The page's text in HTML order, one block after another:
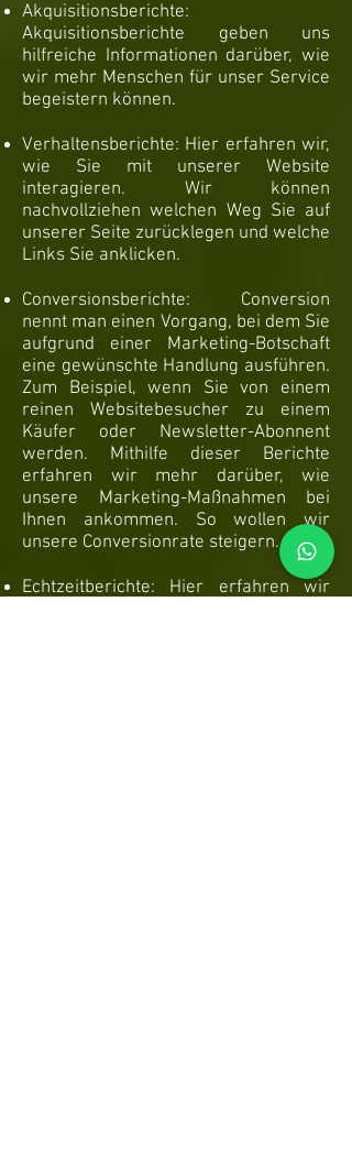
Akquisitionsberichte:
Akquisitionsberichte geben uns
hilfreiche Informationen darüber, wie
wir mehr Menschen für unser Service
begeistern können.
Verhaltensberichte: Hier erfahren wir,
wie Sie mit unserer Website
interagieren. Wir können
nachvollziehen welchen Weg Sie auf
unserer Seite zurücklegen und welche
Links Sie anklicken.
Conversionsberichte: Conversion
nennt man einen Vorgang, bei dem Sie
aufgrund einer Marketing-Botschaft
eine gewünschte Handlung ausführen.
Zum Beispiel, wenn Sie von einem
reinen Websitebesucher zu einem
Käufer oder Newsletter-Abonnent
werden. Mithilfe dieser Berichte
erfahren wir mehr darüber, wie
unsere Marketing-Maßnahmen bei
Ihnen ankommen. So wollen wir
unsere Conversionrate steigern.
Echtzeitberichte: Hier erfahren wir